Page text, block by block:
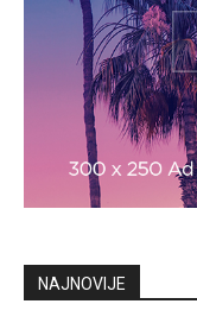
NAJNOVIJE